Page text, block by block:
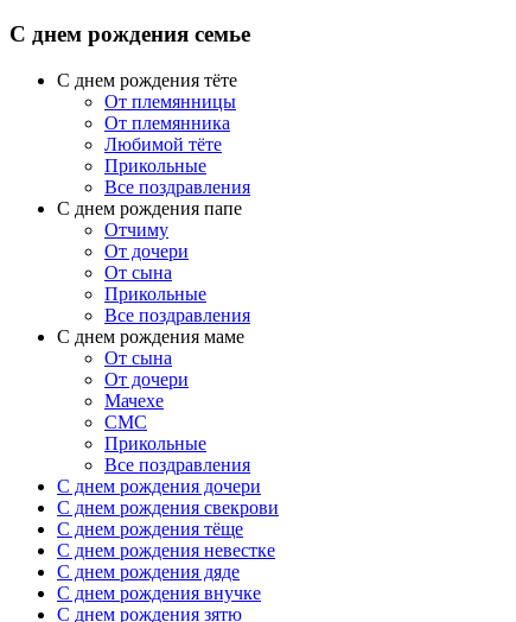
С днем рождения семье
С днем рождения тёте
От племянницы
От племянника
Любимой тёте
Прикольные
Все поздравления
C днем рождения папе
Отчиму
От дочери
От сына
Прикольные
Все поздравления
С днем рождения маме
От сына
От дочери
Мачехе
СМС
Прикольные
Все поздравления
C днем рождения дочери
C днем рождения свекрови
C днем рождения тёще
C днем рождения невестке
C днем рождения дяде
C днем рождения внучке
C днем рождения зятю